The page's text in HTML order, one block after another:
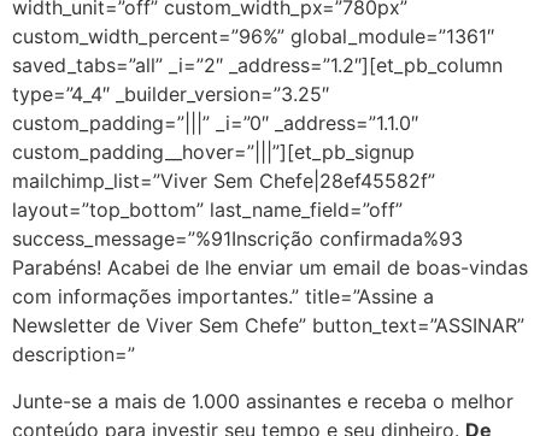
width_unit=”off” custom_width_px=”780px”
custom_width_percent=”96%” global_module=”1361″
saved_tabs=”all” _i=”2″ _address=”1.2″][et_pb_column
type=”4_4″ _builder_version=”3.25″
custom_padding=”|||” _i=”0″ _address=”1.1.0″
custom_padding__hover=”|||”][et_pb_signup
mailchimp_list=”Viver Sem Chefe|28ef45582f”
layout=”top_bottom” last_name_field=”off”
success_message=”%91Inscrição confirmada%93
Parabéns! Acabei de lhe enviar um email de boas-vindas
com informações importantes.” title=”Assine a
Newsletter de Viver Sem Chefe” button_text=”ASSINAR”
description=”
Junte-se a mais de 1.000 assinantes e receba o melhor
conteúdo para investir seu tempo e seu dinheiro. De